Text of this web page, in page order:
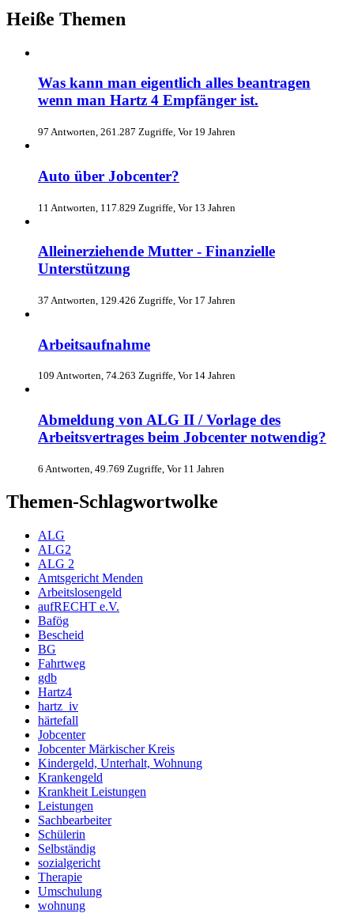
Heiße Themen
Was kann man eigentlich alles beantragen
wenn man Hartz 4 Empfänger ist.
97 Antworten, 261.287 Zugriffe, Vor 19 Jahren
Auto über Jobcenter?
11 Antworten, 117.829 Zugriffe, Vor 13 Jahren
Alleinerziehende Mutter - Finanzielle
Unterstützung
37 Antworten, 129.426 Zugriffe, Vor 17 Jahren
Arbeitsaufnahme
109 Antworten, 74.263 Zugriffe, Vor 14 Jahren
Abmeldung von ALG II / Vorlage des
Arbeitsvertrages beim Jobcenter notwendig?
6 Antworten, 49.769 Zugriffe, Vor 11 Jahren
Themen-Schlagwortwolke
ALG
ALG2
ALG 2
Amtsgericht Menden
Arbeitslosengeld
aufRECHT e.V.
Bafög
Bescheid
BG
Fahrtweg
gdb
Hartz4
hartz_iv
härtefall
Jobcenter
Jobcenter Märkischer Kreis
Kindergeld, Unterhalt, Wohnung
Krankengeld
Krankheit Leistungen
Leistungen
Sachbearbeiter
Schülerin
Selbständig
sozialgericht
Therapie
Umschulung
wohnung